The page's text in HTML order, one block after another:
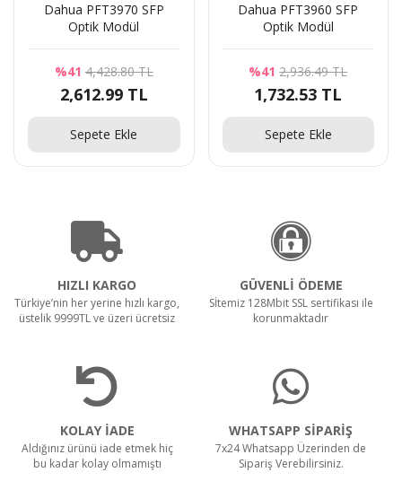
Dahua PFT3970 SFP
Optik Modül
%41 4,428.80 TL
2,612.99 TL
Sepete Ekle
Dahua PFT3960 SFP
Optik Modül
%41 2,936.49 TL
1,732.53 TL
Sepete Ekle
HIZLI KARGO
Türkiye’nin her yerine hızlı kargo,
üstelik 9999TL ve üzeri ücretsiz
GÜVENLİ ÖDEME
Sİtemiz 128Mbit SSL sertifikası ile
korunmaktadır
KOLAY İADE
Aldığınız ürünü iade etmek hiç
bu kadar kolay olmamıştı
WHATSAPP SİPARİŞ
7x24 Whatsapp Üzerinden de
Sipariş Verebilirsiniz.